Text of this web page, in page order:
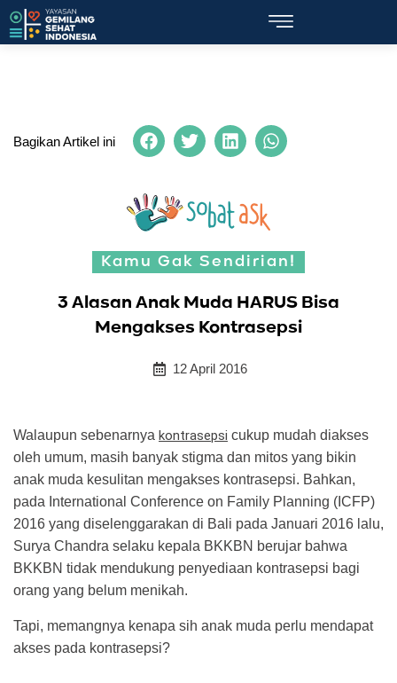
Bagikan Artikel ini
Kamu Gak Sendirian!
3 Alasan Anak Muda HARUS Bisa
Mengakses Kontrasepsi
12 April 2016
Walaupun sebenarnya kontrasepsi cukup mudah diakses
oleh umum, masih banyak stigma dan mitos yang bikin
anak muda kesulitan mengakses kontrasepsi. Bahkan,
pada International Conference on Family Planning (ICFP)
2016 yang diselenggarakan di Bali pada Januari 2016 lalu,
Surya Chandra selaku kepala BKKBN berujar bahwa
BKKBN tidak mendukung penyediaan kontrasepsi bagi
orang yang belum menikah.
Tapi, memangnya kenapa sih anak muda perlu mendapat
akses pada kontrasepsi?